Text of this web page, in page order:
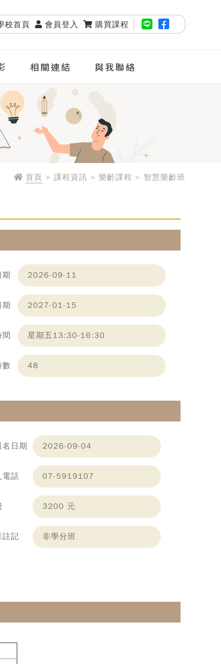
校首頁 會員登入 購買課程
相關連結 與我聯絡
首頁 > 課程資訊 > 樂齡課程 > 智慧樂齡班
2026-09-11
2027-01-15
星期五13:30-16:30
數 48
日期 2026-09-04
電話 07-5919107
3200 元
註記 非學分班